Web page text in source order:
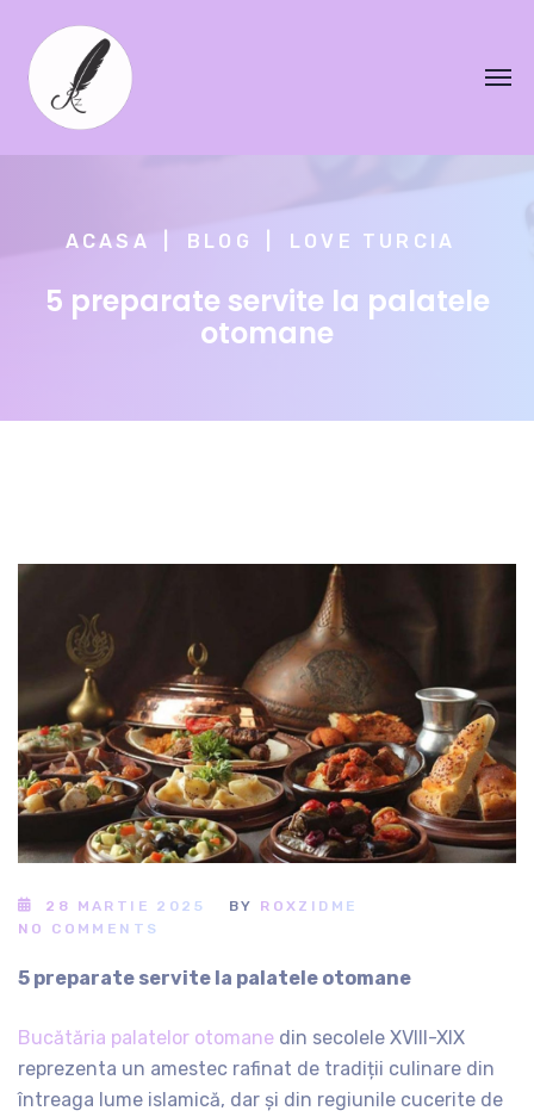
ACASA BLOG LOVE TURCIA
5 preparate servite la palatele
otomane
28 MARTIE 2025 BY ROXZIDME
NO COMMENTS
5 preparate servite la palatele otomane
Bucătăria palatelor otomane din secolele XVIII-XIX
reprezenta un amestec rafinat de tradiții culinare din
întreaga lume islamică, dar și din regiunile cucerite de